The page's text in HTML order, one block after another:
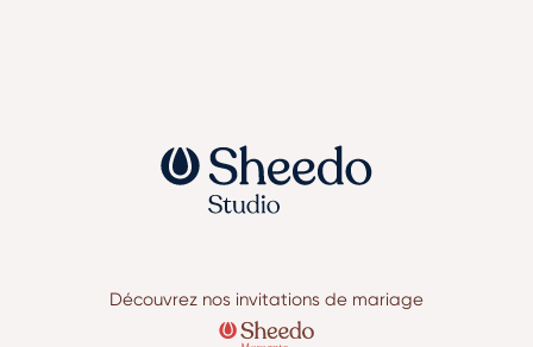
Découvrez nos invitations de mariage